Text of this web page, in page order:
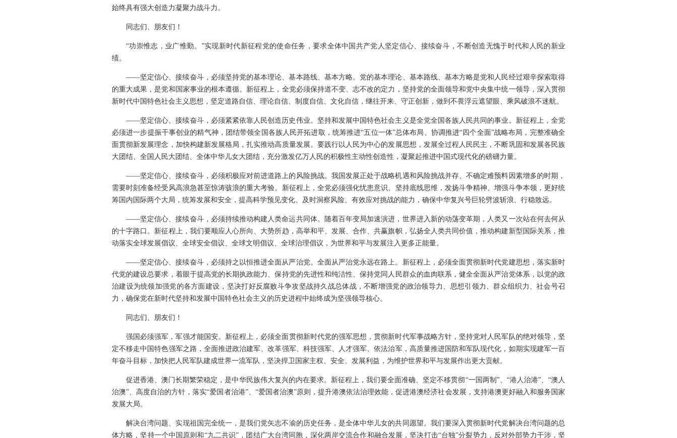
始终具有强大创造力凝聚力战斗力。
同志们、朋友们！
“功崇惟志，业广惟勤。”实现新时代新征程党的使命任务，要求全体中国共产党人坚定信心、接续奋斗，不断创造无愧于时代和人民的新业
绩。
——坚定信心、接续奋斗，必须坚持党的基本理论、基本路线、基本方略。党的基本理论、基本路线、基本方略是党和人民经过艰辛探索取得
的重大成果，是党和国家事业的根本遵循。新征程上，全党必须保持道不变、志不改的定力，坚持党的全面领导和党中央集中统一领导，深入贯彻
新时代中国特色社会主义思想，坚定道路自信、理论自信、制度自信、文化自信，继往开来、守正创新，做到不畏浮云遮望眼、乘风破浪不迷航。
——坚定信心、接续奋斗，必须紧紧依靠人民创造历史伟业。坚持和发展中国特色社会主义是全党全国各族人民共同的事业。新征程上，全党
必须进一步提振干事创业的精气神，团结带领全国各族人民开拓进取，统筹推进“五位一体”总体布局、协调推进“四个全面”战略布局，完整准确全
面贯彻新发展理念，加快构建新发展格局，扎实推动高质量发展。要践行以人民为中心的发展思想，发展全过程人民民主，不断巩固和发展各民族
大团结、全国人民大团结、全体中华儿女大团结，充分激发亿万人民的积极性主动性创造性，凝聚起推进中国式现代化的磅礴力量。
——坚定信心、接续奋斗，必须积极应对前进道路上的风险挑战。我国发展正处于战略机遇和风险挑战并存、不确定难预料因素增多的时期，
需要时刻准备经受风高浪急甚至惊涛骇浪的重大考验。新征程上，全党必须强化忧患意识、坚持底线思维，发扬斗争精神、增强斗争本领，更好统
筹国内国际两个大局，统筹发展和安全，提高科学预见变化、及时洞察风险、有效应对挑战的能力，确保中华复兴号巨轮劈波斩浪、行稳致远。
——坚定信心、接续奋斗，必须持续推动构建人类命运共同体。随着百年变局加速演进，世界进入新的动荡变革期，人类又一次站在何去何从
的十字路口。新征程上，我们要顺应人心所向、大势所趋，高举和平、发展、合作、共赢旗帜，弘扬全人类共同价值，推动构建新型国际关系，推
动落实全球发展倡议、全球安全倡议、全球文明倡议、全球治理倡议，为世界和平与发展注入更多正能量。
——坚定信心、接续奋斗，必须持之以恒推进全面从严治党。全面从严治党永远在路上。新征程上，必须全面贯彻新时代党建思想，落实新时
代党的建设总要求，着眼于提高党的长期执政能力、保持党的先进性和纯洁性、保持党同人民群众的血肉联系，健全全面从严治党体系，以党的政
治建设为统领加强党的各方面建设，坚决打好反腐败斗争攻坚战持久战总体战，不断增强党的政治领导力、思想引领力、群众组织力、社会号召
力，确保党在新时代坚持和发展中国特色社会主义的历史进程中始终成为坚强领导核心。
同志们、朋友们！
强国必须强军，军强才能国安。新征程上，必须全面贯彻新时代党的强军思想，贯彻新时代军事战略方针，坚持党对人民军队的绝对领导，坚
定不移走中国特色强军之路，全面推进政治建军、改革强军、科技强军、人才强军、依法治军，高质量推进国防和军队现代化，如期实现建军一百
年奋斗目标，加快把人民军队建成世界一流军队，坚决捍卫国家主权、安全、发展利益，为维护世界和平与发展作出更大贡献。
促进香港、澳门长期繁荣稳定，是中华民族伟大复兴的内在要求。新征程上，我们要全面准确、坚定不移贯彻“一国两制”、“港人治港”、“澳人
治澳”、高度自治的方针，落实“爱国者治港”、“爱国者治澳”原则，提升港澳依法治理效能，促进港澳经济社会发展，支持港澳更好融入和服务国家
发展大局。
解决台湾问题、实现祖国完全统一，是我们党矢志不渝的历史任务，是全体中华儿女的共同愿望。我们要深入贯彻新时代党解决台湾问题的总
体方略，坚持一个中国原则和“九二共识”，团结广大台湾同胞，深化两岸交流合作和融合发展，坚决打击“台独”分裂势力，反对外部势力干涉，坚